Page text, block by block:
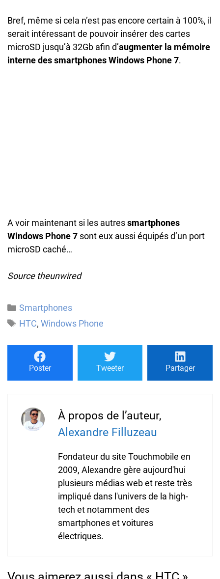
Bref, même si cela n’est pas encore certain à 100%, il
serait intéressant de pouvoir insérer des cartes
microSD jusqu’à 32Gb afin d’augmenter la mémoire
interne des smartphones Windows Phone 7.
A voir maintenant si les autressmartphones
Windows Phone 7 sont eux aussi équipés d’un port
microSD caché…
Source theunwired
Catégories
Smartphones
Étiquettes
HTC, Windows Phone
Poster Tweeter Partager
À propos de l’auteur,
Alexandre Filluzeau
Fondateur du site Touchmobile en
2009, Alexandre gère aujourd'hui
plusieurs médias web et reste très
impliqué dans l'univers de la high-
tech et notamment des
smartphones et voitures
électriques.